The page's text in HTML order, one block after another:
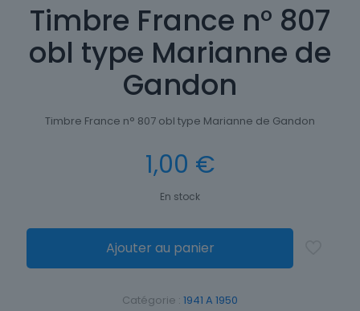
Timbre France n° 807
obl type Marianne de
Gandon
Timbre France n° 807 obl type Marianne de Gandon
1,00 €
En stock
Ajouter au panier
Catégorie : 1941 A 1950